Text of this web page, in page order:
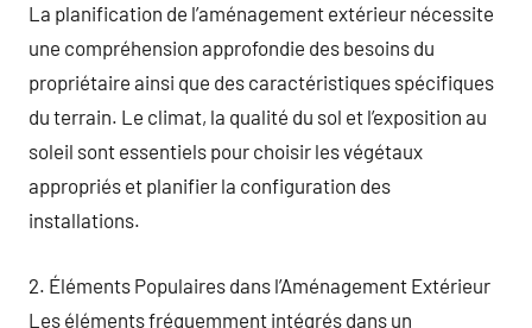
La planification de l’aménagement extérieur nécessite
une compréhension approfondie des besoins du
propriétaire ainsi que des caractéristiques spécifiques
du terrain. Le climat, la qualité du sol et l’exposition au
soleil sont essentiels pour choisir les végétaux
appropriés et planifier la configuration des
installations.
2. Éléments Populaires dans l’Aménagement Extérieur
Les éléments fréquemment intégrés dans un